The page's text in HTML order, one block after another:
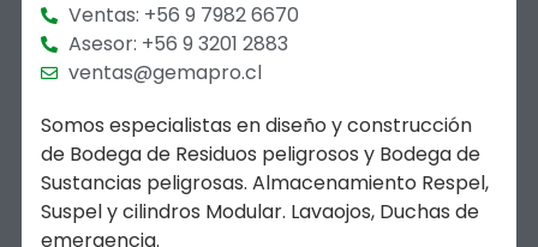
Ventas: +56 9 7982 6670
Asesor: +56 9 3201 2883
ventas@gemapro.cl
Somos especialistas en diseño y construcción
de Bodega de Residuos peligrosos y Bodega de
Sustancias peligrosas. Almacenamiento Respel,
Suspel y cilindros Modular. Lavaojos, Duchas de
emergencia.